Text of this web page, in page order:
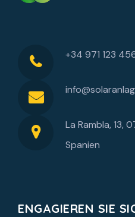
+34 971 123
La Rambla, 13,
Spanien
ENGAGIEREN SIE